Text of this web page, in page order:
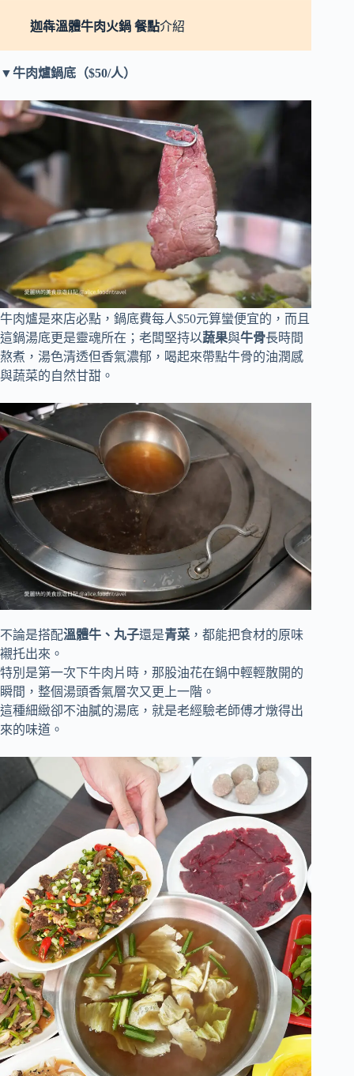
迦犇溫體牛肉火鍋 餐點介紹
▼牛肉爐鍋底（$50/人）
牛肉爐是來店必點，鍋底費每人$50元算蠻便宜的，而且
這鍋湯底更是靈魂所在；老闆堅持以蔬果與牛骨長時間
熬煮，湯色清透但香氣濃郁，喝起來帶點牛骨的油潤感
與蔬菜的自然甘甜。
不論是搭配溫體牛、丸子還是青菜 ，都能把食材的原味
襯托出來。
特別是第一次下牛肉片時，那股油花在鍋中輕輕散開的
瞬間，整個湯頭香氣層次又更上一階。
這種細緻卻不油膩的湯底，就是老經驗老師傅才燉得出
來的味道。